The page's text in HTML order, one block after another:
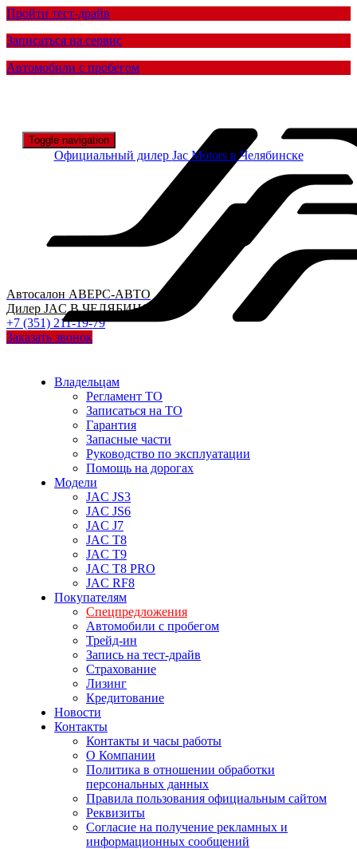
Пройти тест-драйв
Записаться на сервис
Автомобили с пробегом
Автосалон АВЕРС-АВТО
Дилер JACВ ЧЕЛЯБИНСКЕ
+7 (351) 211-19-79
Заказать звонок
Toggle navigation
Официальный дилер Jac Motors в Челябинске
Владельцам
Регламент ТО
Записаться на ТО
Гарантия
Запасные части
Руководство по эксплуатации
Помощь на дорогах
Модели
JAC JS3
JAC JS6
JAC J7
JAC T8
JAC T9
JAC T8 PRO
JAC RF8
Покупателям
Спецпредложения
Автомобили с пробегом
Трейд-ин
Запись на тест-драйв
Страхование
Лизинг
Кредитование
Новости
Контакты
Контакты и часы работы
О Компании
Политика в отношении обработки
персональных данных
Правила пользования официальным сайтом
Реквизиты
Согласие на получение рекламных и
информационных сообщений